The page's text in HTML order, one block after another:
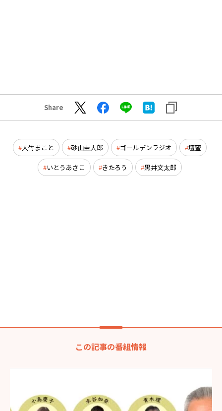
Share
大竹まこと 砂山圭大郎 ゴールデンラジオ 壇蜜
いとうあさこ きたろう 黒井文太郎
この記事の番組情報